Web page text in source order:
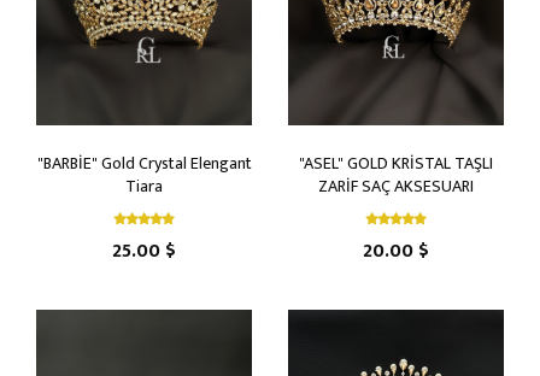
"BARBİE" Gold Crystal Elengant
Tiara
25.00 $
"ASEL" GOLD KRİSTAL TAŞLI
ZARİF SAÇ AKSESUARI
20.00 $